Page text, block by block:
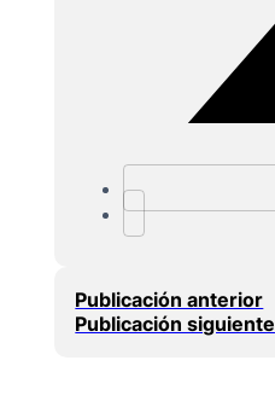
Publicación anterior
Publicación siguiente